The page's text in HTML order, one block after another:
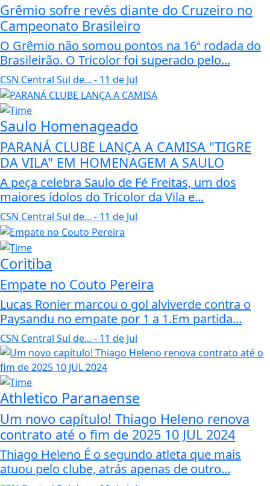
Grêmio sofre revés diante do Cruzeiro no
Campeonato Brasileiro
O Grêmio não somou pontos na 16ª rodada do
Brasileirão. O Tricolor foi superado pelo...
CSN Central Sul de... - 11 de Jul
Saulo Homenageado
PARANÁ CLUBE LANÇA A CAMISA "TIGRE
DA VILA" EM HOMENAGEM A SAULO
A peça celebra Saulo de Fé Freitas, um dos
maiores ídolos do Tricolor da Vila e...
CSN Central Sul de... - 11 de Jul
Coritiba
Empate no Couto Pereira
Lucas Ronier marcou o gol alviverde contra o
Paysandu no empate por 1 a 1.Em partida...
CSN Central Sul de... - 11 de Jul
Athletico Paranaense
Um novo capítulo! Thiago Heleno renova
contrato até o fim de 2025 10 JUL 2024
Thiago Heleno É o segundo atleta que mais
atuou pelo clube, atrás apenas de outro...